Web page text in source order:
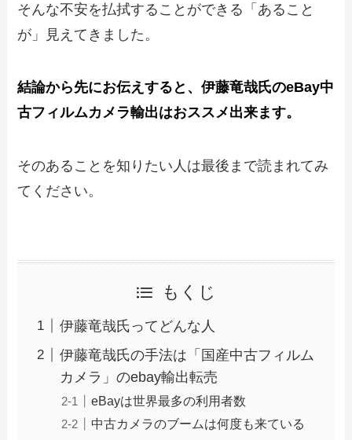
そんな不安を払拭することができる「あること
が」見えてきました。
結論から先にお伝えすると、伊藤竜哉氏のeBay中
古フィルムカメラ輸出はおススメ出来ます。
そのあることを知りたい人は最後まで読まれてみ
てください。
もくじ
伊藤竜哉氏ってどんな人
伊藤竜哉氏の手法は「国産中古フィルム
カメラ」のebay輸出転売
eBayは世界最多の利用者数
中古カメラのブームは何度も来ている